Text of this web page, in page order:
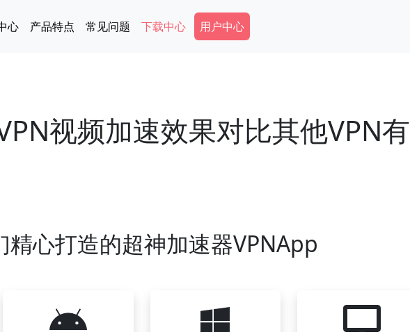
心 产品特点 常见问题 下载中心 Secondary Menu
用户中心
视频加速效果对比其他VPN有
精心打造的超神加速器VPNApp